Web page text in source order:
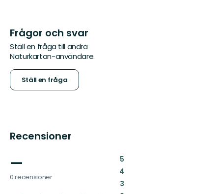
Frågor och svar
Ställ en fråga till andra
Naturkartan-användare.
Ställ en fråga
Recensioner
—
0 recensioner
5:
4:
3: